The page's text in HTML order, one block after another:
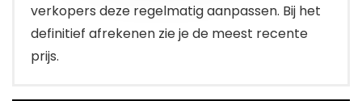
verkopers deze regelmatig aanpassen. Bij het
definitief afrekenen zie je de meest recente
prijs.